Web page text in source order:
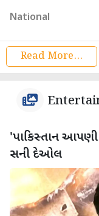
National
Read More...
'પાકિસ્તાન આપણી
સની દેઓલ